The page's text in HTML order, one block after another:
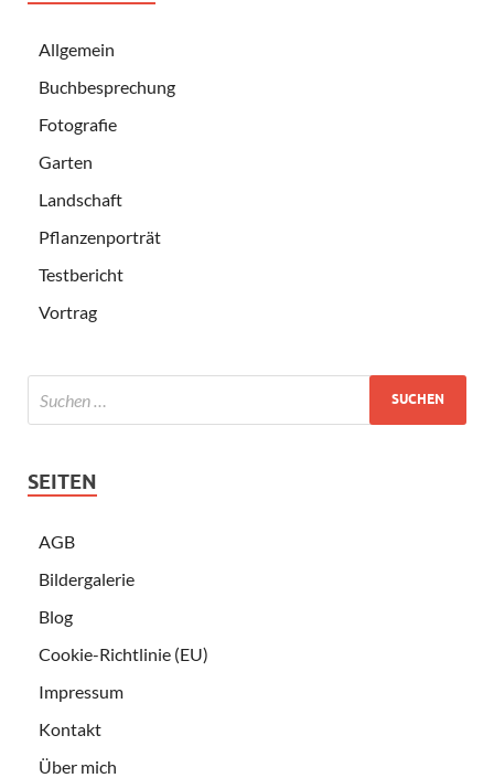
Allgemein
Buchbesprechung
Fotografie
Garten
Landschaft
Pflanzenporträt
Testbericht
Vortrag
SEITEN
AGB
Bildergalerie
Blog
Cookie-Richtlinie (EU)
Impressum
Kontakt
Über mich